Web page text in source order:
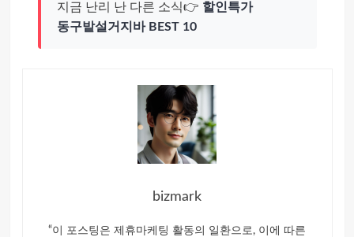
지금 난리 난 다른 소식👉 할인특가
동구밭설거지바 BEST 10
bizmark
“이 포스팅은 제휴마케팅 활동의 일환으로, 이에 따른